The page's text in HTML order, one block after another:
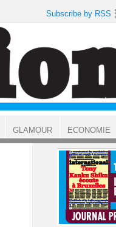
Subscribe by RSS
GLAMOUR ECONOMIE